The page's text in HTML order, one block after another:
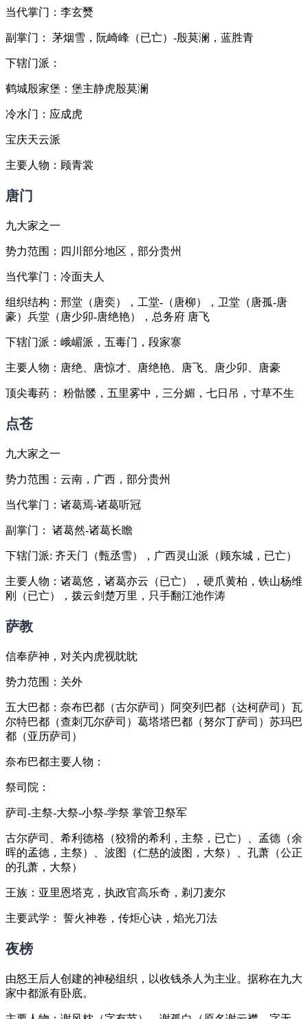
当代掌门：李玄燹
副掌门： 茅烟雪，阮崎峰（已亡）-殷莫澜，蓝胜青
下辖门派：
鹤城殷家堡：堡主静虎殷莫澜
冷水门：应成虎
宝庆天云派
主要人物：顾青裳
唐门
九大家之一
势力范围：四川部分地区，部分贵州
当代掌门：冷面夫人
组织结构：邢堂（唐奕），工堂-（唐柳），卫堂（唐孤-唐
豪）兵堂（唐少卯-唐绝艳），总务府 唐飞
下辖门派：峨嵋派，五毒门，段家寨
主要人物：唐绝、唐惊才、唐绝艳、唐飞、唐少卯、唐豪
顶尖毒药： 粉骷髅，五里雾中，三分媚，七日吊，寸草不生
点苍
九大家之一
势力范围：云南，广西，部分贵州
当代掌门：诸葛焉-诸葛听冠
副掌门： 诸葛然-诸葛长瞻
下辖门派: 齐天门（甄丞雪），广西灵山派（顾东城，已亡）
主要人物：诸葛悠，诸葛亦云（已亡），硬爪黄柏，铁山杨维
刚（已亡），拨云剑楚万里，只手翻江池作涛
萨教
信奉萨神，对关内虎视眈眈
势力范围：关外
五大巴都：奈布巴都（古尔萨司）阿突列巴都（达柯萨司）瓦
尔特巴都（查刺兀尔萨司）葛塔塔巴都（努尔丁萨司）苏玛巴
都（亚历萨司）
奈布巴都主要人物：
祭司院：
萨司-主祭-大祭-小祭-学祭 掌管卫祭军
古尔萨司、希利德格（狡猾的希利，主祭，已亡）、孟德（余
晖的孟德，主祭）、波图（仁慈的波图，大祭）、孔萧（公正
的孔萧，大祭）
王族：亚里恩塔克，执政官高乐奇，剃刀麦尔
主要武学： 誓火神卷，传炬心诀，焰光刀法
夜榜
由怒王后人创建的神秘组织，以收钱杀人为主业。据称在九大
家中都派有卧底。